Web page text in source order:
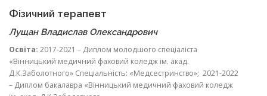
Фізичний терапевт
Лущан Владислав Олександрович
Освіта: 2017-2021 – Диплом молодшого спеціаліста
«Вінницький медичний фаховий коледж ім. акад.
Д.К.Заболотного» Спеціальність: «Медсестринство»; 2021-2022
– Диплом бакалавра «Вінницький медичний фаховий коледж